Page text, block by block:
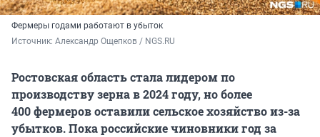
Фермеры годами работают в убыток
Источник: Александр Ощепков / NGS.RU
Ростовская область стала лидером по
производству зерна в 2024 году, но более
400 фермеровоставили сельское хозяйство из-за
убытков. Пока российские чиновники год за